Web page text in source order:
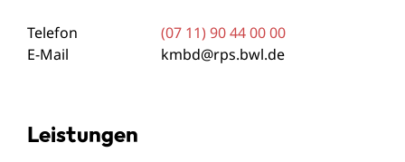
Telefon (07 11) 90440000
E-Mail
kmbd@rps.bwl.de
Leistungen